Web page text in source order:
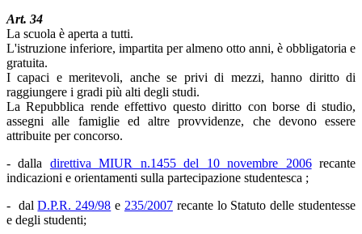
Art. 34
La scuola è aperta a tutti.
L'istruzione inferiore, impartita per almeno otto anni, è obbligatoria e
gratuita.
I capaci e meritevoli, anche se privi di mezzi, hanno diritto di
raggiungere i gradi più alti degli studi.
La Repubblica rende effettivo questo diritto con borse di studio,
assegni alle famiglie ed altre provvidenze, che devono essere
attribuite per concorso.
- dalla direttiva MIUR n.1455 del 10 novembre 2006recante
indicazioni e orientamenti sulla partecipazione studentesca ;
- dalD.P.R. 249/98 e 235/2007recante lo Statuto delle studentesse
e degli studenti;